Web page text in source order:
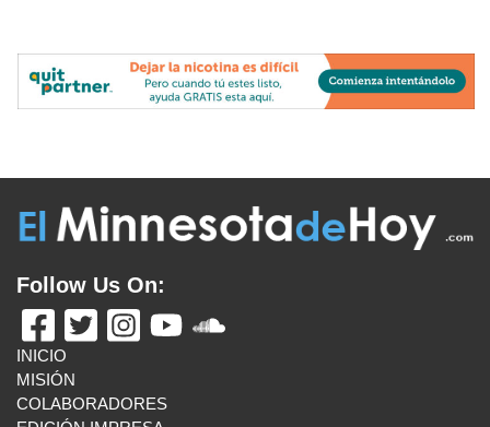
Follow Us On:
INICIO
MISIÓN
COLABORADORES